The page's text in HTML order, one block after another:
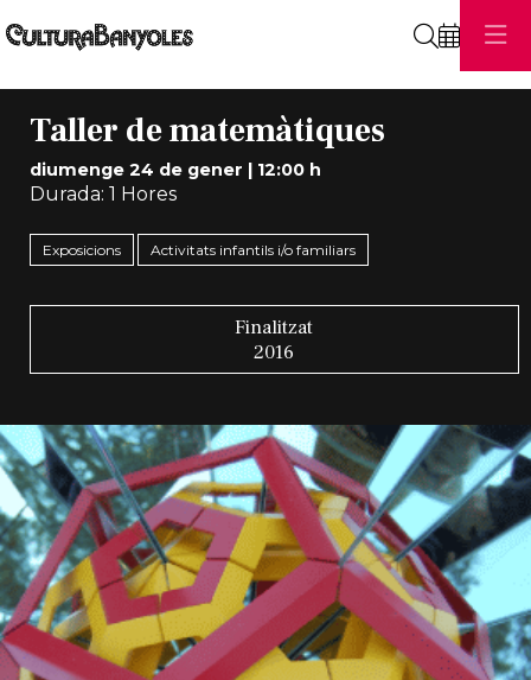
Taller de matemàtiques
diumenge 24 de gener | 12:00 h
Durada: 1 Hores
Exposicions Activitats infantils i/o familiars
Finalitzat
2016